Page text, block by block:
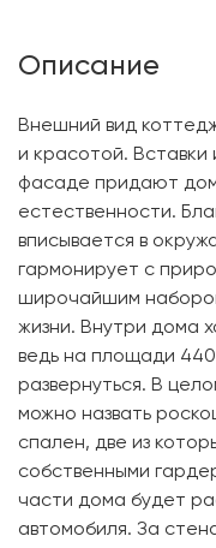
Описание
Внешний вид
и красотой. Вставки
фасаде придают
естественности.
вписывается в
гармонирует с
широчайшим
жизни. Внутри дома
ведь на площади
развернуться. В
можно назвать
спален, две из
собственными
части дома будет
автомобиля. За